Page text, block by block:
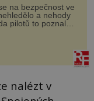
na bezpečnost ve
a nehody
pilotů to poznala
s trvalými
i ztrátou
nalézt v